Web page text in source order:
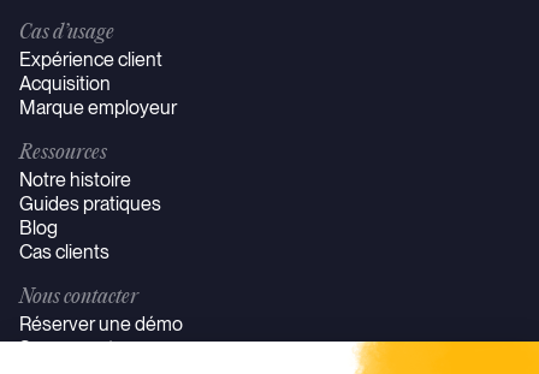
Cas d’usage
Expérience client
Acquisition
Marque employeur
Ressources
Notre histoire
Guides pratiques
Blog
Cas clients
Nous contacter
Réserver une démo
Se connecter